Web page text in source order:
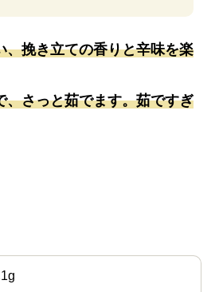
、挽き立ての香りと辛味を楽
、さっと茹でます。茹ですぎ